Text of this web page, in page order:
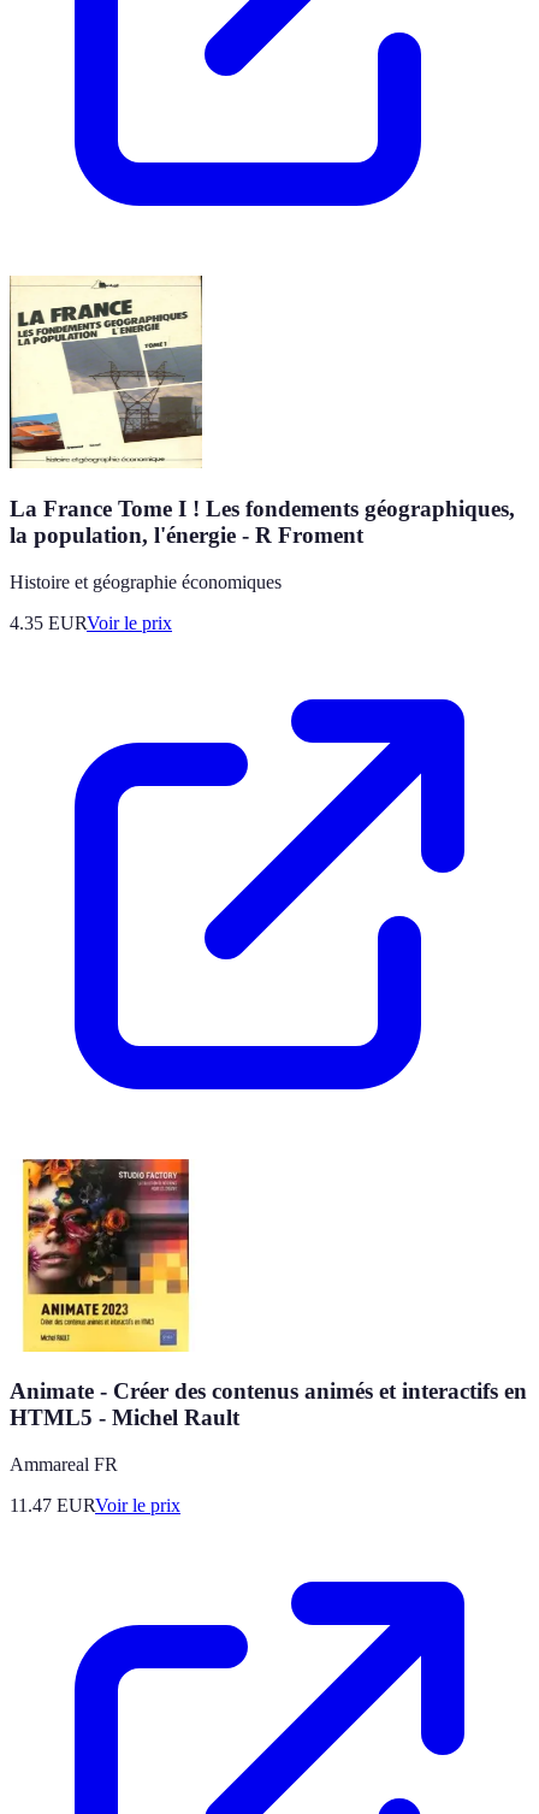
La France Tome I ! Les fondements géographiques,
la population, l'énergie - R Froment
Histoire et géographie économiques
4.35 EURVoir le prix
Animate - Créer des contenus animés et interactifs en
HTML5 - Michel Rault
Ammareal FR
11.47 EURVoir le prix